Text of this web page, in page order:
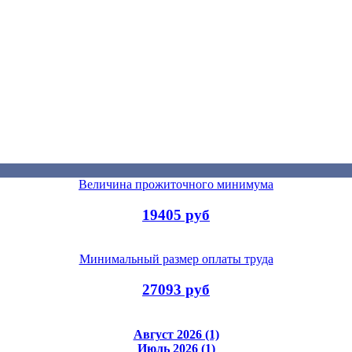
Величина прожиточного минимума
19405 руб
Минимальный размер оплаты труда
27093 руб
Август 2026 (1)
Июль 2026 (1)